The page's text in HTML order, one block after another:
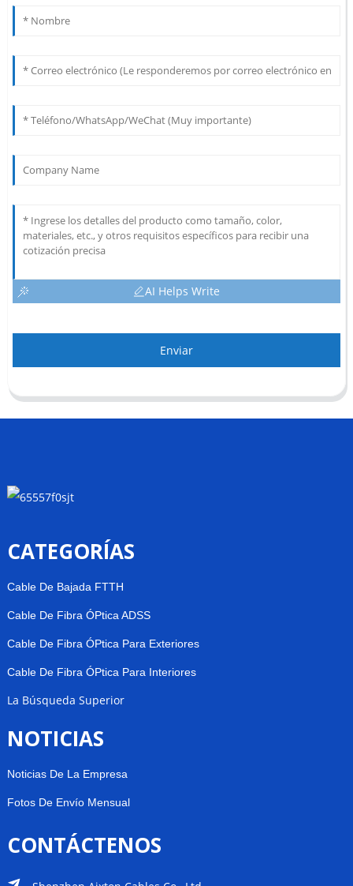
AI Helps Write
Enviar
CATEGORÍAS
Cable De Bajada FTTH
Cable De Fibra ÓPtica ADSS
Cable De Fibra ÓPtica Para Exteriores
Cable De Fibra ÓPtica Para Interiores
La Búsqueda Superior
NOTICIAS
Noticias De La Empresa
Fotos De Envío Mensual
CONTÁCTENOS